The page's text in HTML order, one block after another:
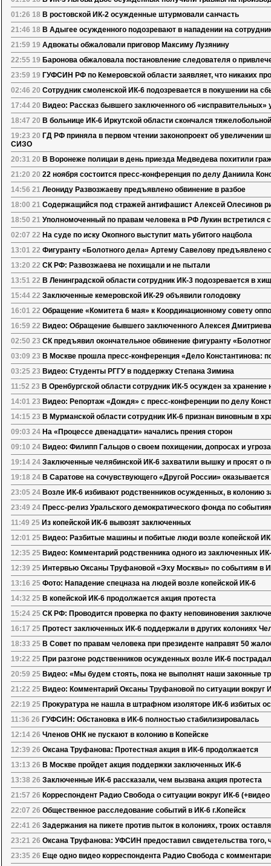
01:26 18 В ростовской ИК-2 осужденные штурмовали санчасть
21:46 18 В Адыгее осужденного подозревают в нападении на
21:59 19 Адвокаты обжаловали приговор Максиму Лузянину
22:55 19 Баронова обжаловала постановление следователя о
23:59 19 ГУФСИН РФ по Кемеровской области заявляет, что никаких
02:46 20 Сотрудник смоленской ИК-6 подозревается в покушении на
17:44 20 Видео: Рассказ бывшего заключенного об
18:47 20 В больнице ИК-6 Иркутской области скончался
19:23 20 ГД РФ приняла в первом чтении законопроект об увеличении
СИЗО
20:31 20 В Воронеже полицаи в день приезда Медведева похитили
21:20 20 22 ноября состоится пресс-конференция по делу Даниила
14:56 21 Леониду Развозжаеву предъявлено обвинение в разбое
18:00 21 Содержащийся под стражей антифашист Алексей Олесинов
18:50 21 Уполномоченный по правам человека в РФ Лукин
02:07 22 На суде по иску Окопного выступит мать убитого нацбола
13:01 22 Фигуранту «Болотного дела» Артему Савелову предъявлено
13:20 22 СК РФ: Развозжаева не похищали и не пытали
13:51 22 В Ленинградской области сотрудник ИК-3 подозревается в
15:44 22 Заключенные кемеровской ИК-29 объявили голодовку
16:01 22 Обращение «Комитета 6 мая» к Координационному совету
16:59 22 Видео: Обращение бывшего заключенного Алексея
02:50 23 СК предъявил окончательное обвинение фигуранту
03:09 23 В Москве прошла пресс-конференция «Дело Константинова:
03:25 23 Видео: Студенты РГГУ в поддержку Степана Зимина
11:52 23 В Оренбургской области сотрудник ИК-5 осужден за хранение
14:01 23 Видео: Репортаж «Дождя» с пресс-конференции по делу
14:15 23 В Мурманской области сотрудник ИК-6 признан виновным в
09:03 24 На «Процессе двенадцати» начались прения сторон
09:10 24 Видео: Филипп Гальцов о своем похищении, допросах и
19:14 24 Заключенные челябинской ИК-6 захватили вышку и просят о
19:18 24 В Саратове на сочувствующего «Другой России»
23:05 24 Возле ИК-6 избивают родственников осужденных, в колонию
23:49 24 Пресс-релиз Уральского демократического фонда по
11:49 25 Из копейской ИК-6 вывозят заключенных
12:01 25 Видео: Разбитые машины и побитые люди возле копейской
12:35 25 Видео: Комментарий родственника одного из заключенных
12:39 25 Интервью Оксаны Труфановой «Эху Москвы» по событиям в
13:16 25 Фото: Нападение спецназа на людей возле копейской ИК-6
14:32 25 В копейской ИК-6 продолжается акция протеста
15:24 25 СК РФ: Проводится проверка по факту неповиновения
16:17 25 Протест заключенных ИК-6 поддержали в других колониях
18:33 25 В Совет по правам человека при президенте направят 50
19:22 25 При разгоне родственников осужденных возле ИК-6
20:59 25 Видео: «Мы будем стоять, пока не выполнят наши законные
21:22 25 Видео: Комментарий Оксаны Труфановой по ситуации вокруг
22:19 25 Прокуратура не нашла в штрафном изоляторе ИК-6 избитых
11:36 26 ГУФСИН: Обстановка в ИК-6 полностью стабилизировалась
12:14 26 Членов ОНК не пускают в колонию в Копейске
12:39 26 Оксана Труфанова: Протестная акция в ИК-6 продолжается
13:13 26 В Москве пройдет акция поддержки заключенных ИК-6
13:38 26 Заключенные ИК-6 рассказали, чем вызвана акция протеста
21:57 26 Корреспондент Радио Свобода о ситуации вокруг ИК-6
22:07 26 Общественное расследование событий в ИК-6 г.Копейск
22:41 26 Задержания на пикете против пыток в колониях, троих
23:21 26 Оксана Труфанова: УФСИН предоставил свидетельства
23:35 26 Еще одно видео корреспондента Радио Свобода с